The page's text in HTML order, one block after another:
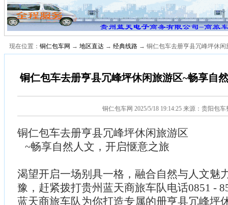
现在位置： 铜仁包车网 → 地区直达 → 经典线路 → 铜仁包车去册亨县冗峰坪休
铜仁包车去册亨县冗峰坪休闲旅游区~畅享自
铜仁包车网 2025/5/18 19:14:25 来源：贵阳包车
铜仁包车去册亨县冗峰坪休闲旅游区
~畅享自然人文，开启惬意之旅
渴望开启一场别具一格，融合自然与人文魅
豫，赶紧拨打贵州蓝天商旅车队电话0851 -
蓝天商旅车队为你打造专属的册亨县冗峰坪